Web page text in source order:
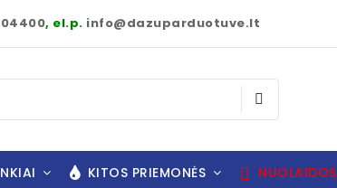
, el.p. info@dazuparduotuve.lt
KITOS PRIEMONĖS NUOLAIDOS